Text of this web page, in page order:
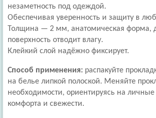
незаметность под одеждой.
Обеспечивая уверенность и защиту в
Толщина — 2 мм, анатомическая
поверхность отводит влагу.
Клейкий слой надёжно фиксирует.
Способ применения: распакуйте
на белье липкой полоской. Меняйте
необходимости, ориентируясь на
комфорта и свежести.